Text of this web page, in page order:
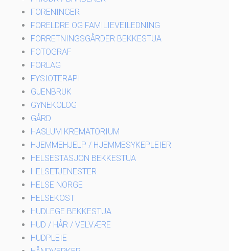
FORENINGER
FORELDRE OG FAMILIEVEILEDNING
FORRETNINGSGÅRDER BEKKESTUA
FOTOGRAF
FORLAG
FYSIOTERAPI
GJENBRUK
GYNEKOLOG
GÅRD
HASLUM KREMATORIUM
HJEMMEHJELP / HJEMMESYKEPLEIER
HELSESTASJON BEKKESTUA
HELSETJENESTER
HELSE NORGE
HELSEKOST
HUDLEGE BEKKESTUA
HUD / HÅR / VELVÆRE
HUDPLEIE